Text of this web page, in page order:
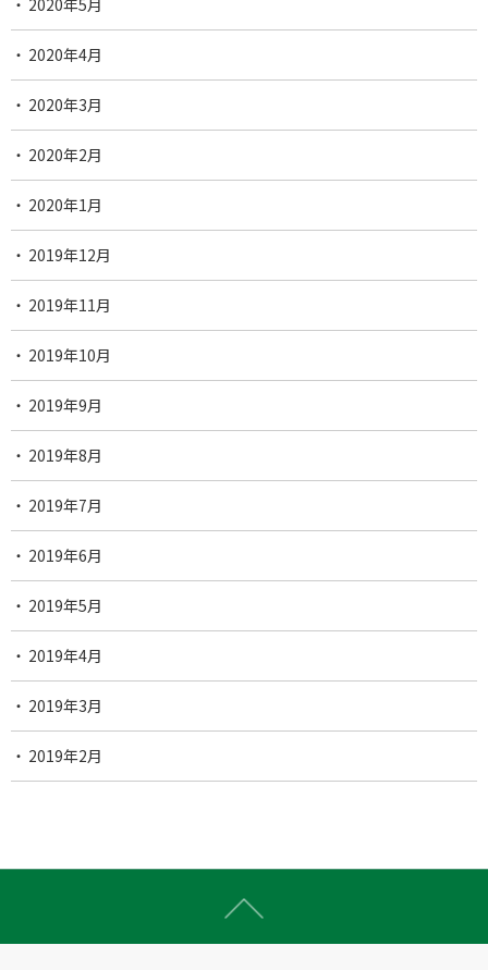
2020年5月
2020年4月
2020年3月
2020年2月
2020年1月
2019年12月
2019年11月
2019年10月
2019年9月
2019年8月
2019年7月
2019年6月
2019年5月
2019年4月
2019年3月
2019年2月